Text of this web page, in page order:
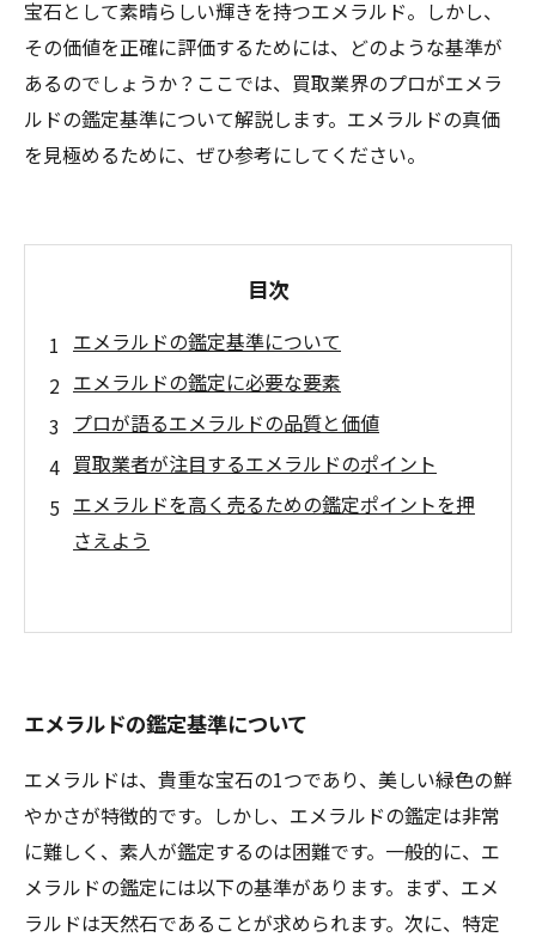
宝石として素晴らしい輝きを持つエメラルド。しかし、
その価値を正確に評価するためには、どのような基準が
あるのでしょうか？ここでは、買取業界のプロがエメラ
ルドの鑑定基準について解説します。エメラルドの真価
を見極めるために、ぜひ参考にしてください。
目次
エメラルドの鑑定基準について
エメラルドの鑑定に必要な要素
プロが語るエメラルドの品質と価値
買取業者が注目するエメラルドのポイント
エメラルドを高く売るための鑑定ポイントを押
さえよう
エメラルドの鑑定基準について
エメラルドは、貴重な宝石の1つであり、美しい緑色の鮮
やかさが特徴的です。しかし、エメラルドの鑑定は非常
に難しく、素人が鑑定するのは困難です。一般的に、エ
メラルドの鑑定には以下の基準があります。まず、エメ
ラルドは天然石であることが求められます。次に、特定